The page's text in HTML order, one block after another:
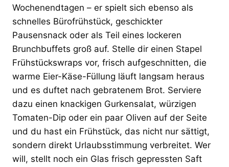
Wochenendtagen – er spielt sich ebenso als
schnelles Bürofrühstück, geschickter
Pausensnack oder als Teil eines lockeren
Brunchbuffets groß auf. Stelle dir einen Stapel
Frühstückswraps vor, frisch aufgeschnitten, die
warme Eier-Käse-Füllung läuft langsam heraus
und es duftet nach gebratenem Brot. Serviere
dazu einen knackigen Gurkensalat, würzigen
Tomaten-Dip oder ein paar Oliven auf der Seite
und du hast ein Frühstück, das nicht nur sättigt,
sondern direkt Urlaubsstimmung verbreitet. Wer
will, stellt noch ein Glas frisch gepressten Saft